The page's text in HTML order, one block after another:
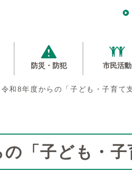
防災・防犯 市民活動
令和8年度からの「子ども・子育て
「子ども・